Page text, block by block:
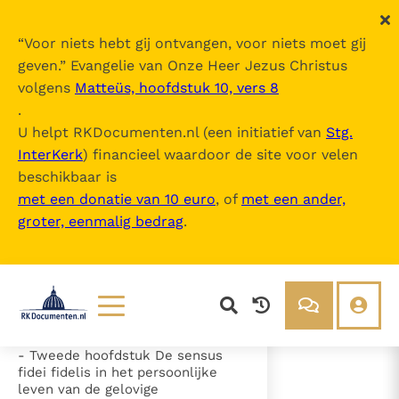
“Voor niets hebt gij ontvangen, voor niets moet gij
geven.” Evangelie van Onze Heer Jezus Christus
volgens Matteüs, hoofdstuk 10, vers 8
.
U helpt RKDocumenten.nl (een initiatief van Stg.
InterKerk) financieel waardoor de site voor velen
beschikbaar is
met een donatie van 10 euro, of met een ander,
groter, eenmalig bedrag.
Documenten
Over ons
Over RK Documenten
"Sensus Fidei" in het Leven van de Ker
x 1/90
- Inhoud
- === Introductie
- Eerste hoofdstuk De sensus fidei
- Tweede hoofdstuk De sensus
fidei fidelis in het persoonlijke
leven van de gelovige
- === Introductie